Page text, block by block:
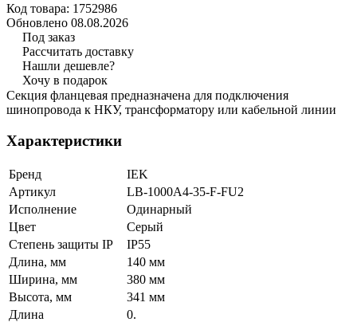
Код товара: 1752986
Обновлено 08.08.2026
Под заказ
Рассчитать доставку
Нашли дешевле?
Хочу в подарок
Секция фланцевая предназначена для подключения
шинопровода к НКУ, трансформатору или кабельной линии
Характеристики
Бренд
IEK
Артикул
LB-1000A4-35-F-FU2
Исполнение
Одинарный
Цвет
Серый
Степень защиты IP
IP55
Длина, мм
140 мм
Ширина, мм
380 мм
Высота, мм
341 мм
Длина
0.